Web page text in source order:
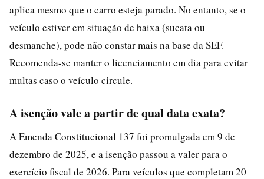
aplica mesmo que o carro esteja parado. No entanto, se o
veículo estiver em situação de baixa (sucata ou
desmanche), pode não constar mais na base da SEF.
Recomenda-se manter o licenciamento em dia para evitar
multas caso o veículo circule.
A isenção vale a partir de qual data exata?
A Emenda Constitucional 137 foi promulgada em 9 de
dezembro de 2025, e a isenção passou a valer para o
exercício fiscal de 2026. Para veículos que completam 20